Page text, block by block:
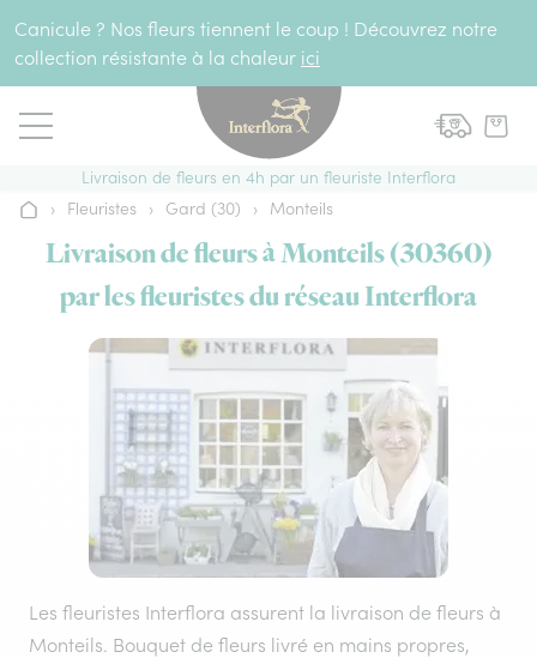
Canicule ? Nos fleurs tiennent le coup ! Découvrez notre
collection résistante à la chaleur ici
Livraison de fleurs en 4h par un fleuriste Interflora
Accueil
› Fleuristes › Gard (30) › Monteils
Livraison de fleurs à Monteils (30360)
par les fleuristes du réseau Interflora
Les fleuristes Interflora assurent la livraison de fleurs à
Monteils. Bouquet de fleurs livré en mains propres,